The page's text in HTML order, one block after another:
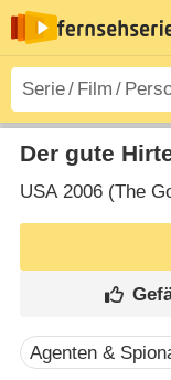
Der gute
USA2006 (The
Agenten &